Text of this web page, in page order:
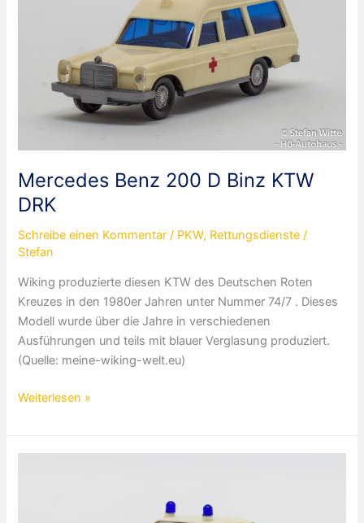
Mercedes Benz 200 D Binz KTW
DRK
Schreibe einen Kommentar / PKW, Rettungsdienste /
Stefan
Wiking produzierte diesen KTW des Deutschen Roten
Kreuzes in den 1980er Jahren unter Nummer 74/7 . Dieses
Modell wurde über die Jahre in verschiedenen
Ausführungen und teils mit blauer Verglasung produziert.
(Quelle: meine-wiking-welt.eu)
Mercedes
D
Weiterlesen »